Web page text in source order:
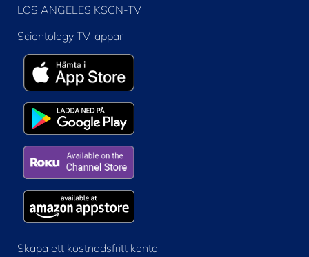
LOS ANGELES KSCN-TV
Scientology TV-appar
Skapa ett kostnadsfritt konto